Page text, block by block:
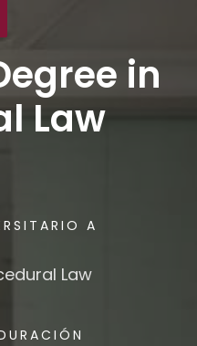
in
Law
A
Law